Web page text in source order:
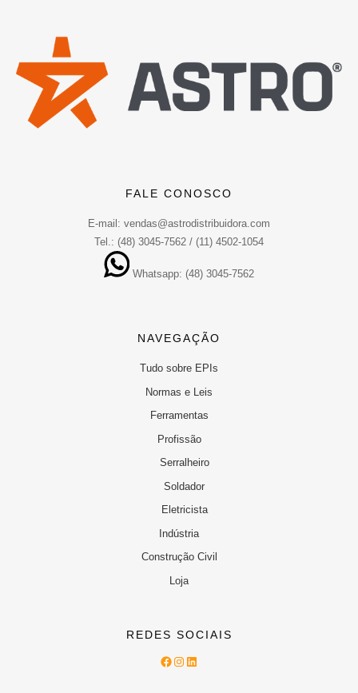
FALE CONOSCO
E-mail: vendas@astrodistribuidora.com
Tel.: (48) 3045-7562 / (11) 4502-1054
Whatsapp: (48) 3045-7562
NAVEGAÇÃO
Tudo sobre EPIs
Normas e Leis
Ferramentas
Profissão
Serralheiro
Soldador
Eletricista
Indústria
Construção Civil
Loja
REDES SOCIAIS
Facebook
Instagram
LinkedIn